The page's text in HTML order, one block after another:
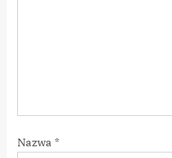
Nazwa *